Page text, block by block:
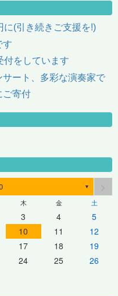
に(引き続きご支援を!)
す
付をしています
ート、多彩な演奏家で
ご寄付
▼
木 金 土
3 4
5
10 11
12
17 18
19
24 25
26